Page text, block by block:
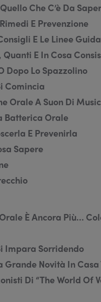
Che C’è Da
E Prevenzione
E Le Linee Guida
E In Cosa
Dopo Lo Spazzolino
Comincia
Orale A Suon Di
Batterica Orale
E Prevenirla
Sapere
È Ancora Più…
Impara Sorridendo
Grande Novità In
Di “The World Of